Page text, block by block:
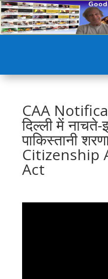
CAA
दिल्ली में
पाकिस्तानी
Citizenship
Act